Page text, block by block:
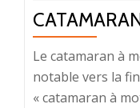
Le catamaran à
notable vers la
« catamaran à